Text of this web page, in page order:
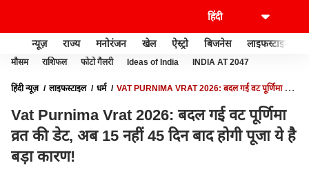
न्यूज़ राज्य मनोरंजन खेल ऐस्ट्रो बिजनेस लाइफस्टाइल
मौसम राशिफल फोटो गैलरी Ideas of India INDIA AT 2047
हिंदी न्यूज़ लाइफस्टाइल धर्म
VAT PURNIMA VRAT 2026: बदल गई वट पूर्णिमा व्रत
Vat Purnima Vrat 2026: बदल गई वट पूर्णिमा
व्रत की डेट, अब 15 नहीं 45 दिन बाद होगी पूजा ये है
बड़ा कारण‍!